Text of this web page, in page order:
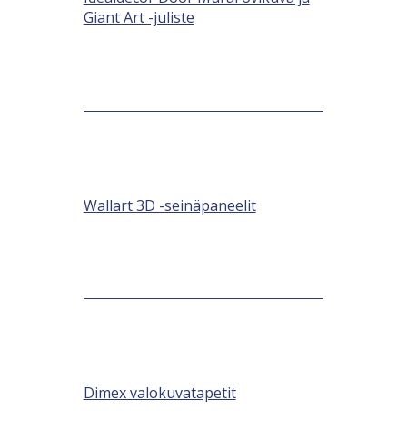
Giant Art -juliste
Wallart 3D -seinäpaneelit
Dimex valokuvatapetit